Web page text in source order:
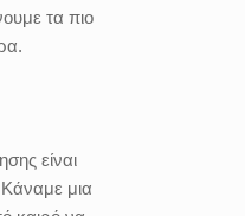
τα πιο
είναι
μια